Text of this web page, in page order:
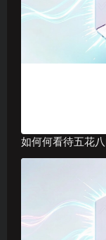
如何何看待五花